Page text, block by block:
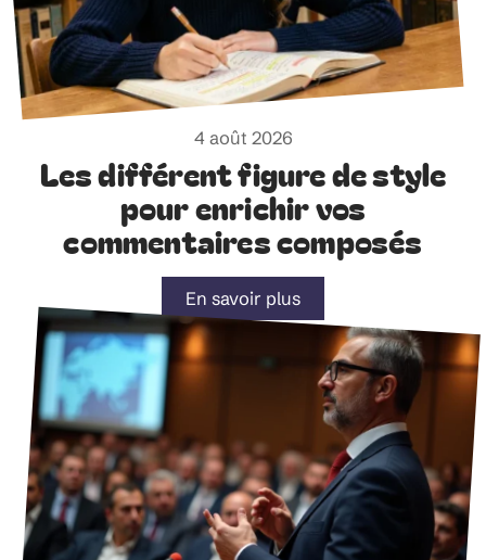
4 août 2026
Les différent figure de style
pour enrichir vos
commentaires composés
En savoir plus